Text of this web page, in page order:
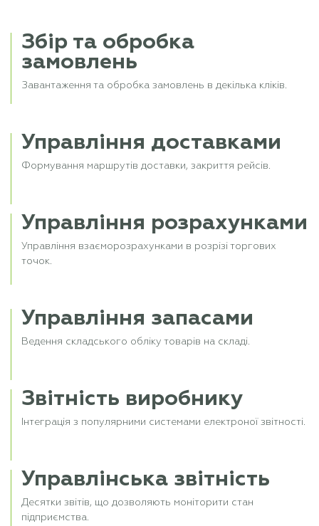
Збір та обробка
замовлень
Завантаження та обробка замовлень в декілька кліків.
Управління доставками
Формування маршрутів доставки, закриття рейсів.
Управління розрахунками
Управління взаєморозрахунками в розрізі торгових
точок.
Управління запасами
Ведення складського обліку товарів на складі.
Звітність виробнику
Інтеграція з популярними системами електроної звітності.
Управлінська звітність
Десятки звітів, що дозволяють моніторити стан
підприємства.